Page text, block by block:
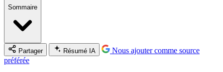
Sommaire
Partager Résumé IA
Nous ajouter comme source
préférée